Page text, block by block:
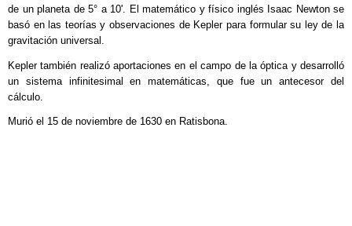
de un planeta de 5° a 10'. El matemático y físico inglés Isaac Newton se
basó en las teorías y observaciones de Kepler para formular su ley de la
gravitación universal.
Kepler también realizó aportaciones en el campo de la óptica y desarrolló
un sistema infinitesimal en matemáticas, que fue un antecesor del
cálculo.
Murió el 15 de noviembre de 1630 en Ratisbona.